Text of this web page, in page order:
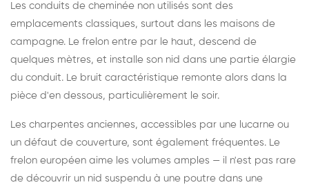
Les conduits de cheminée non utilisés sont des
emplacements classiques, surtout dans les maisons de
campagne. Le frelon entre par le haut, descend de
quelques mètres, et installe son nid dans une partie élargie
du conduit. Le bruit caractéristique remonte alors dans la
pièce d'en dessous, particulièrement le soir.
Les charpentes anciennes, accessibles par une lucarne ou
un défaut de couverture, sont également fréquentes. Le
frelon européen aime les volumes amples — il n'est pas rare
de découvrir un nid suspendu à une poutre dans une